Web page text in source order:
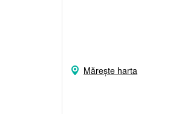
Mărește harta